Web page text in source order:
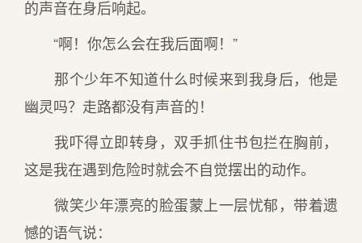
的声音在身后响起。
“啊！你怎么会在我后面啊！”
那个少年不知道什么时候来到我身后，他是
幽灵吗？走路都没有声音的！
我吓得立即转身，双手抓住书包拦在胸前，
这是我在遇到危险时就会不自觉摆出的动作。
微笑少年漂亮的脸蛋蒙上一层忧郁，带着遗
憾的语气说：